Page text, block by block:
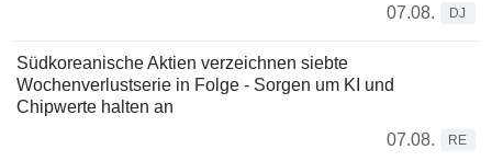
07.08.
DJ
Südkoreanische Aktien verzeichnen siebte
Wochenverlustserie in Folge - Sorgen um KI und
Chipwerte halten an
07.08.
RE